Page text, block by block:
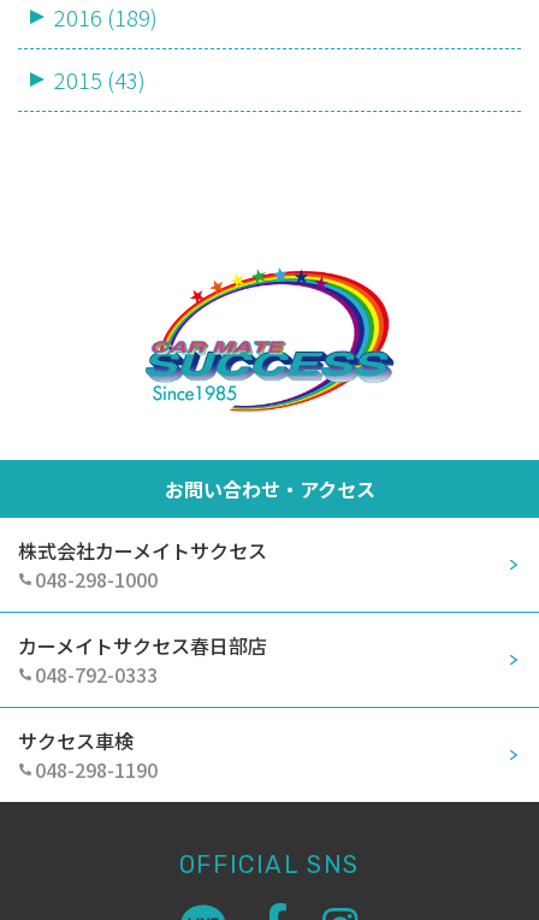
2016 (189)
2015 (43)
お問い合わせ・アクセス
株式会社カーメイトサクセス
048-298-1000
カーメイトサクセス春日部店
048-792-0333
サクセス車検
048-298-1190
OFFICIAL SNS